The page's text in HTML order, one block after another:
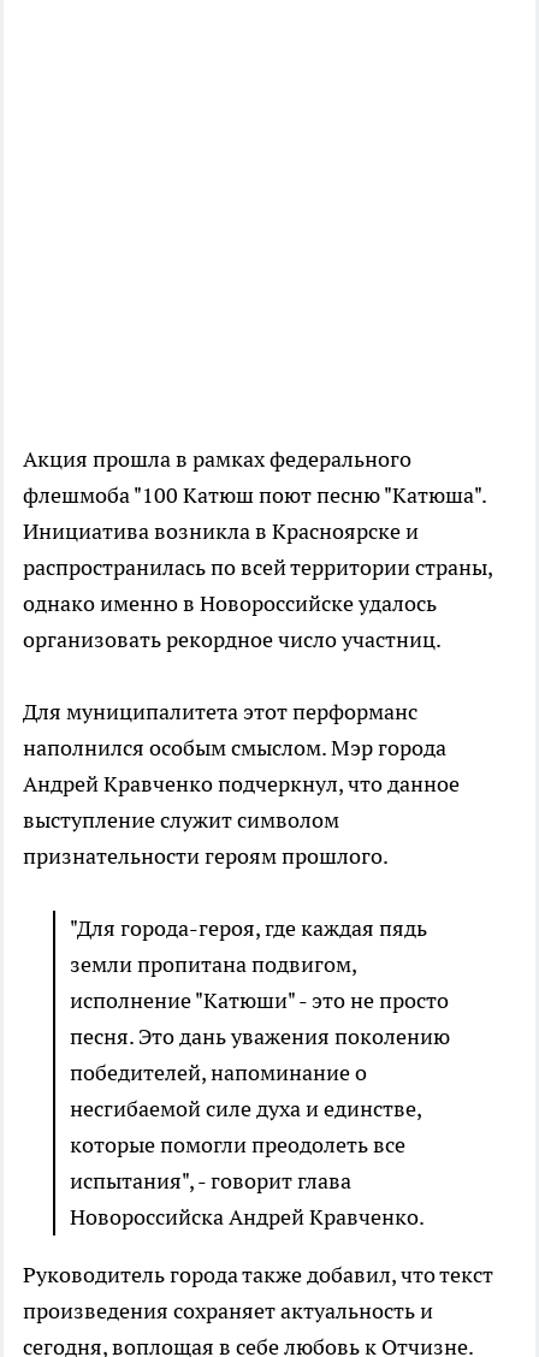
Акция прошла в рамках федерального
флешмоба "100 Катюш поют песню "Катюша".
Инициатива возникла в Красноярске и
распространилась по всей территории страны,
однако именно в Новороссийске удалось
организовать рекордное число участниц.
Для муниципалитета этот перформанс
наполнился особым смыслом. Мэр города
Андрей Кравченко подчеркнул, что данное
выступление служит символом
признательности героям прошлого.
"Для города-героя, где каждая пядь
земли пропитана подвигом,
исполнение "Катюши" - это не просто
песня. Это дань уважения поколению
победителей, напоминание о
несгибаемой силе духа и единстве,
которые помогли преодолеть все
испытания", - говорит глава
Новороссийска Андрей Кравченко.
Руководитель города также добавил, что текст
произведения сохраняет актуальность и
сегодня, воплощая в себе любовь к Отчизне.